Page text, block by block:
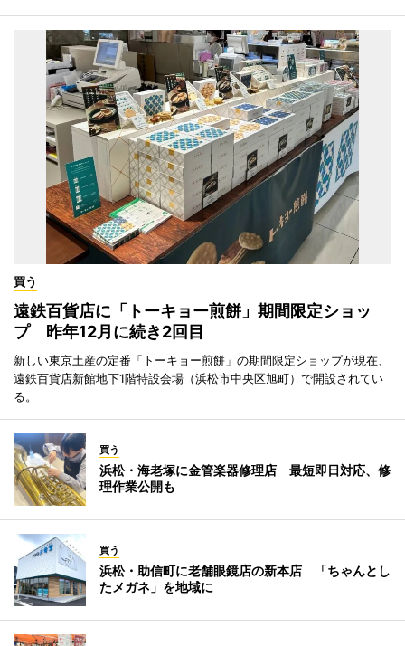
買う
遠鉄百貨店に「トーキョー煎餅」期間限定ショッ
プ 昨年12月に続き2回目
新しい東京土産の定番「トーキョー煎餅」の期間限定ショップが現在、
遠鉄百貨店新館地下1階特設会場（浜松市中央区旭町）で開設されてい
る。
買う
浜松・海老塚に金管楽器修理店 最短即日対応、修
理作業公開も
買う
浜松・助信町に老舗眼鏡店の新本店 「ちゃんとし
たメガネ」を地域に